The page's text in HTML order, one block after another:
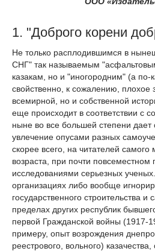
1. "Доброго корени
Не только расплодившимся в
СНГ" так называемым
казакам, но и "иногородним" (а по-
свойственно, к сожалению, плохое
всемирной, но и собственной
еще происходит в соответствии с
ныне во все большей степени дает
увлечение опусами разных
скорее всего, на читателей
возраста, при почти
исследованиями серьезных
организациях либо вообще
государственного строительства и
пределах других республик
первой Гражданской войны (1917-
примеру, опыт возрождения
реестрового, вольного)